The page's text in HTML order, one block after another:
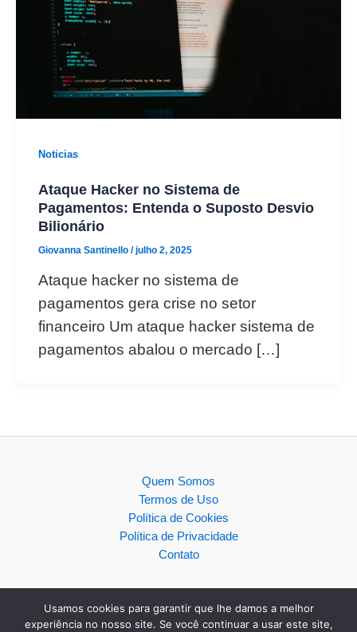
Noticias
Ataque Hacker no Sistema de
Pagamentos: Entenda o Suposto Desvio
Bilionário
Giovanna Santinello /julho 2, 2025
Ataque hacker no sistema de
pagamentos gera crise no setor
financeiro Um ataque hacker sistema de
pagamentos abalou o mercado […]
Quem Somos
Termos de Uso
Política de Cookies
Política de Privacidade
Contato
Usamos cookies para garantir que lhe damos a melhor
experiência no nosso site. Se você continuar a usar este site,